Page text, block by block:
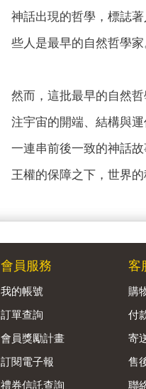
神話出現的哲學，標誌
些人是最早的自然哲學家
然而，這批最早的自然
注宇宙的開端、結構與
一連串前後一致的神話
王權的保障之下，世界
會員服務
我的帳號
訂單查詢
會員獎勵計畫
訂閱電子報
禮券信託查詢
客
購
付
寄
售
聯